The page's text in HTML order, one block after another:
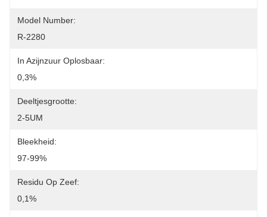
Model Number:
R-2280
In Azijnzuur Oplosbaar:
0,3%
Deeltjesgrootte:
2-5UM
Bleekheid:
97-99%
Residu Op Zeef:
0,1%